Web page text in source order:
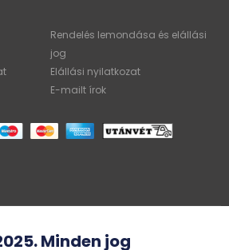
Rendelés lemondása és elállási
jog
Elállási nyilatkozat
E-mailt írok
Minden jog